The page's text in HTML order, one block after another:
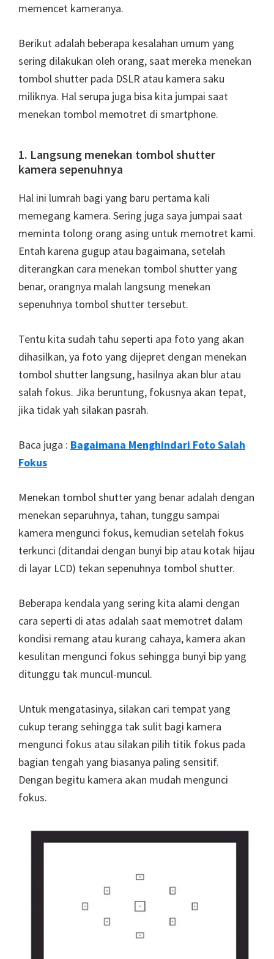
memencet kameranya.
Berikut adalah beberapa kesalahan umum yang
sering dilakukan oleh orang, saat mereka menekan
tombol shutter pada DSLR atau kamera saku
miliknya. Hal serupa juga bisa kita jumpai saat
menekan tombol memotret di smartphone.
1. Langsung menekan tombol shutter
kamera sepenuhnya
Hal ini lumrah bagi yang baru pertama kali
memegang kamera. Sering juga saya jumpai saat
meminta tolong orang asing untuk memotret kami.
Entah karena gugup atau bagaimana, setelah
diterangkan cara menekan tombol shutter yang
benar, orangnya malah langsung menekan
sepenuhnya tombol shutter tersebut.
Tentu kita sudah tahu seperti apa foto yang akan
dihasilkan, ya foto yang dijepret dengan menekan
tombol shutter langsung, hasilnya akan blur atau
salah fokus. Jika beruntung, fokusnya akan tepat,
jika tidak yah silakan pasrah.
Baca juga : Bagaimana Menghindari Foto Salah
Fokus
Menekan tombol shutter yang benar adalah dengan
menekan separuhnya, tahan, tunggu sampai
kamera mengunci fokus, kemudian setelah fokus
terkunci (ditandai dengan bunyi bip atau kotak hijau
di layar LCD) tekan sepenuhnya tombol shutter.
Beberapa kendala yang sering kita alami dengan
cara seperti di atas adalah saat memotret dalam
kondisi remang atau kurang cahaya, kamera akan
kesulitan mengunci fokus sehingga bunyi bip yang
ditunggu tak muncul-muncul.
Untuk mengatasinya, silakan cari tempat yang
cukup terang sehingga tak sulit bagi kamera
mengunci fokus atau silakan pilih titik fokus pada
bagian tengah yang biasanya paling sensitif.
Dengan begitu kamera akan mudah mengunci
fokus.